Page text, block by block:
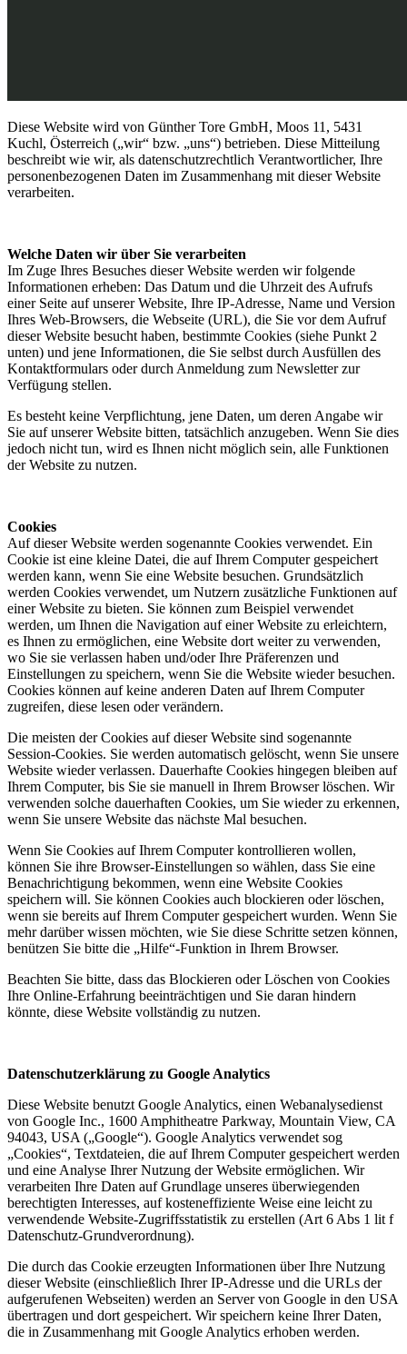
Diese Website wird von Günther Tore GmbH, Moos 11, 5431
Kuchl, Österreich („wir“ bzw. „uns“) betrieben. Diese Mitteilung
beschreibt wie wir, als datenschutzrechtlich Verantwortlicher, Ihre
personenbezogenen Daten im Zusammenhang mit dieser Website
verarbeiten.
Welche Daten wir über Sie verarbeiten
Im Zuge Ihres Besuches dieser Website werden wir folgende
Informationen erheben: Das Datum und die Uhrzeit des Aufrufs
einer Seite auf unserer Website, Ihre IP-Adresse, Name und Version
Ihres Web-Browsers, die Webseite (URL), die Sie vor dem Aufruf
dieser Website besucht haben, bestimmte Cookies (siehe Punkt 2
unten) und jene Informationen, die Sie selbst durch Ausfüllen des
Kontaktformulars oder durch Anmeldung zum Newsletter zur
Verfügung stellen.
Es besteht keine Verpflichtung, jene Daten, um deren Angabe wir
Sie auf unserer Website bitten, tatsächlich anzugeben. Wenn Sie dies
jedoch nicht tun, wird es Ihnen nicht möglich sein, alle Funktionen
der Website zu nutzen.
Cookies
Auf dieser Website werden sogenannte Cookies verwendet. Ein
Cookie ist eine kleine Datei, die auf Ihrem Computer gespeichert
werden kann, wenn Sie eine Website besuchen. Grundsätzlich
werden Cookies verwendet, um Nutzern zusätzliche Funktionen auf
einer Website zu bieten. Sie können zum Beispiel verwendet
werden, um Ihnen die Navigation auf einer Website zu erleichtern,
es Ihnen zu ermöglichen, eine Website dort weiter zu verwenden,
wo Sie sie verlassen haben und/oder Ihre Präferenzen und
Einstellungen zu speichern, wenn Sie die Website wieder besuchen.
Cookies können auf keine anderen Daten auf Ihrem Computer
zugreifen, diese lesen oder verändern.
Die meisten der Cookies auf dieser Website sind sogenannte
Session-Cookies. Sie werden automatisch gelöscht, wenn Sie unsere
Website wieder verlassen. Dauerhafte Cookies hingegen bleiben auf
Ihrem Computer, bis Sie sie manuell in Ihrem Browser löschen. Wir
verwenden solche dauerhaften Cookies, um Sie wieder zu erkennen,
wenn Sie unsere Website das nächste Mal besuchen.
Wenn Sie Cookies auf Ihrem Computer kontrollieren wollen,
können Sie ihre Browser-Einstellungen so wählen, dass Sie eine
Benachrichtigung bekommen, wenn eine Website Cookies
speichern will. Sie können Cookies auch blockieren oder löschen,
wenn sie bereits auf Ihrem Computer gespeichert wurden. Wenn Sie
mehr darüber wissen möchten, wie Sie diese Schritte setzen können,
benützen Sie bitte die „Hilfe“-Funktion in Ihrem Browser.
Beachten Sie bitte, dass das Blockieren oder Löschen von Cookies
Ihre Online-Erfahrung beeinträchtigen und Sie daran hindern
könnte, diese Website vollständig zu nutzen.
Datenschutzerklärung zu Google Analytics
Diese Website benutzt Google Analytics, einen Webanalysedienst
von Google Inc., 1600 Amphitheatre Parkway, Mountain View, CA
94043, USA („Google“). Google Analytics verwendet sog
„Cookies“, Textdateien, die auf Ihrem Computer gespeichert werden
und eine Analyse Ihrer Nutzung der Website ermöglichen. Wir
verarbeiten Ihre Daten auf Grundlage unseres überwiegenden
berechtigten Interesses, auf kosteneffiziente Weise eine leicht zu
verwendende Website-Zugriffsstatistik zu erstellen (Art 6 Abs 1 lit f
Datenschutz-Grundverordnung).
Die durch das Cookie erzeugten Informationen über Ihre Nutzung
dieser Website (einschließlich Ihrer IP-Adresse und die URLs der
aufgerufenen Webseiten) werden an Server von Google in den USA
übertragen und dort gespeichert. Wir speichern keine Ihrer Daten,
die in Zusammenhang mit Google Analytics erhoben werden.